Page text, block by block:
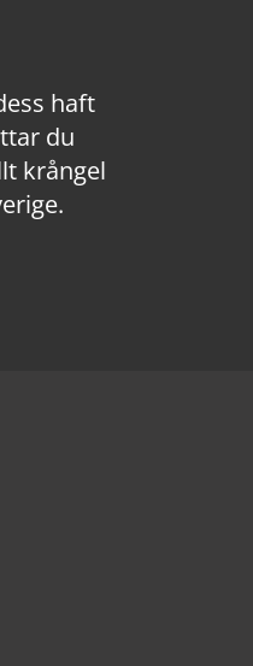
haft
du
krångel